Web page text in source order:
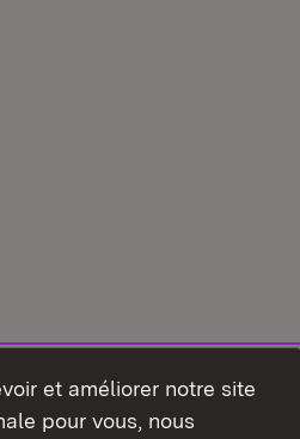
et améliorer notre site
pour vous, nous